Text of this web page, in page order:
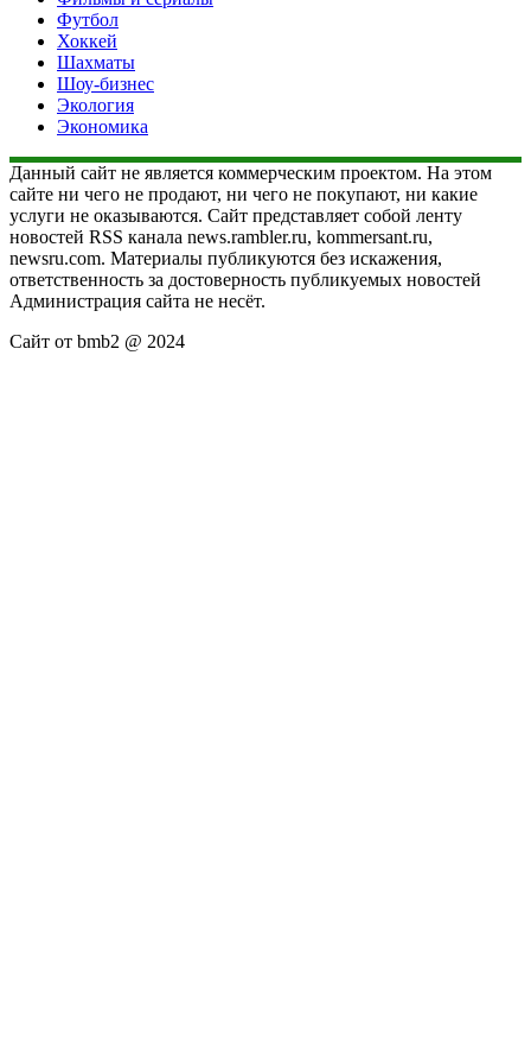
Футбол
Хоккей
Шахматы
Шоу-бизнес
Экология
Экономика
Данный сайт не является коммерческим проектом. На этом
сайте ни чего не продают, ни чего не покупают, ни какие
услуги не оказываются. Сайт представляет собой ленту
новостей RSS канала news.rambler.ru, kommersant.ru,
newsru.com. Материалы публикуются без искажения,
ответственность за достоверность публикуемых новостей
Администрация сайта не несёт.
Сайт от bmb2 @ 2024